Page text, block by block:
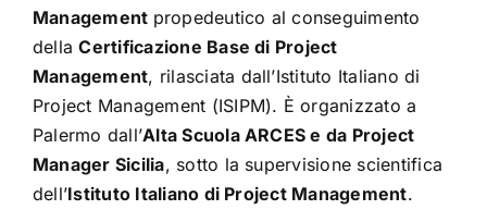
Management propedeutico al conseguimento
dellaCertificazione Base di Project
Management, rilasciata dall’Istituto Italiano di
Project Management (ISIPM). È organizzato a
Palermo dall’Alta Scuola ARCES e da Project
Manager Sicilia, sotto la supervisione scientifica
dell’Istituto Italiano di Project Management.